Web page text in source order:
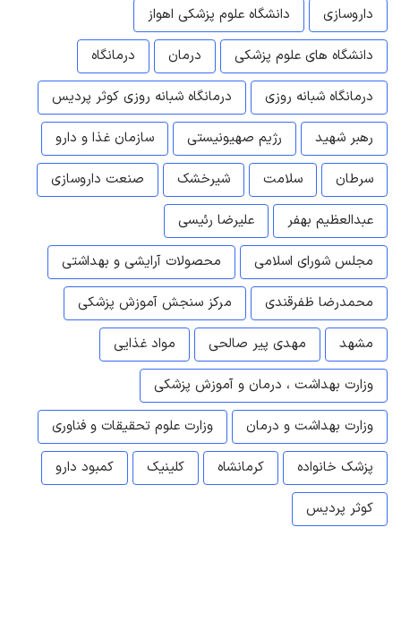
داروسازی
دانشگاه علوم پزشکی اهواز
دانشگاه های علوم پزشکی
درمان
درمانگاه
درمانگاه شبانه روزی
درمانگاه شبانه روزی کوثر پردیس
رهبر شهید
رژیم صهیونیستی
سازمان غذا و دارو
سرطان
سلامت شیرخشک
صنعت داروسازی
عبدالعظیم بهفر
علیرضا رئیسی
مجلس شورای اسلامی
محصولات آرایشی و بهداشتی
محمدرضا ظفرقندی
مرکز سنجش آموزش پزشکی
مشهد
مهدی پیر صالحی
مواد غذایی
وزارت بهداشت ، درمان و آموزش پزشکی
وزارت بهداشت و درمان
وزارت علوم تحقیقات و فناوری
پزشک خانواده
کرمانشاه کلینیک
کمبود دارو
کوثر پردیس